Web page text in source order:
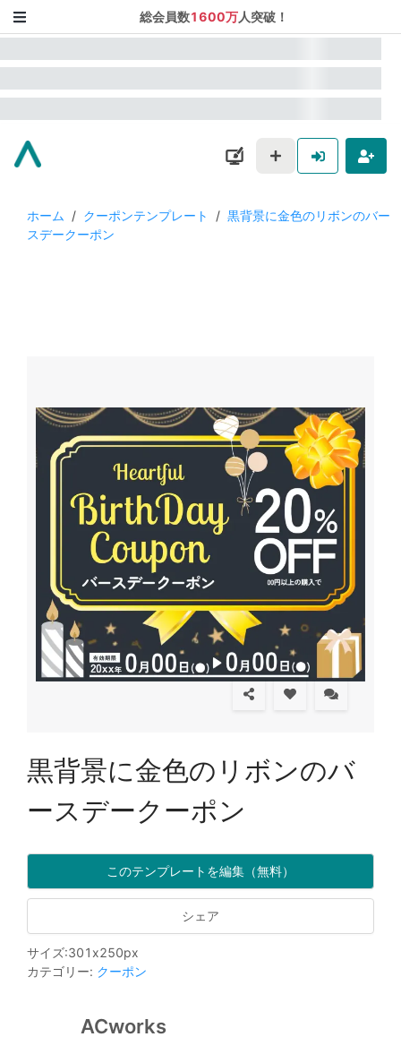
総会員数1600万人突破！
ホーム / クーポンテンプレート / 黒背景に金色のリボンのバー
スデークーポン
黒背景に金色のリボンのバ
ースデークーポン
このテンプレートを編集（無料）
シェア
サイズ:301 x250px
カテゴリー: クーポン
ACworks